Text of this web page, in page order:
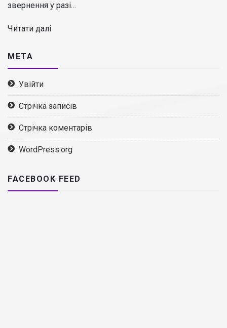
звернення у разі…
Читати далі
МЕТА
Увійти
Стрічка записів
Стрічка коментарів
WordPress.org
FACEBOOK FEED